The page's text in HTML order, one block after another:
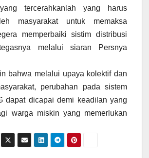
tercerahkanlah yang harus
masyarakat untuk memaksa
memperbaiki sistim distribusi
melalui siaran Persnya
bahwa melalui upaya kolektif dan
perubahan pada sistem
dapat dicapai demi keadilan yang
warga miskin yang memerlukan